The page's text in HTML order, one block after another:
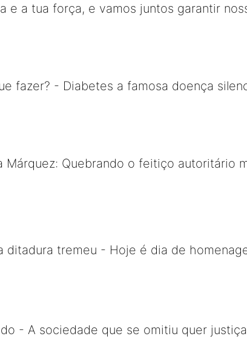
e a tua força, e vamos juntos garantir
fazer? - Diabetes a famosa doença
Márquez: Quebrando o feitiço autoritário
ditadura tremeu - Hoje é dia de
- A sociedade que se omitiu quer